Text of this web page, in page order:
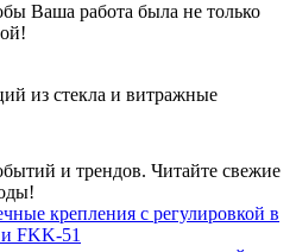
Ваша работа была не только
и трендов. Читайте свежие